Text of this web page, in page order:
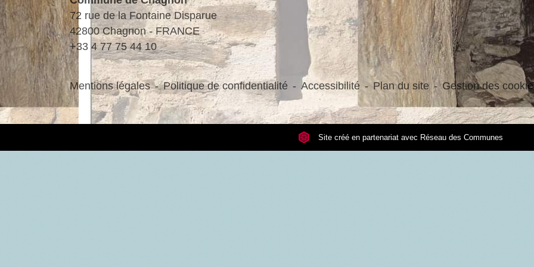
72 rue de la Fontaine Disparue
42800 Chagnon - FRANCE
+33 4 77 75 44 10
Mentions légales - Politique de confidentialité - Accessibilité - Plan du site - Gestion des
Site créé en partenariat avec Réseau des Communes